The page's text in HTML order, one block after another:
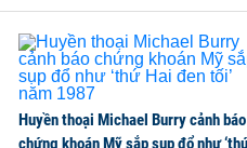
vụ cá chết gần sân bay
Huyền thoại Michael Burry cảnh báo
chứng khoán Mỹ sắp sụp đổ như